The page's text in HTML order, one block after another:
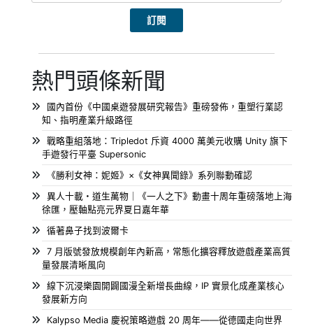
熱門頭條新聞
國內首份《中國桌遊發展研究報告》重磅發佈，重塑行業認
知、指明產業升級路徑
戰略重組落地：Tripledot 斥資 4000 萬美元收購 Unity 旗下
手遊發行平臺 Supersonic
《勝利女神：妮姬》×《女神異聞錄》系列聯動確認
異人十載・道生萬物｜《一人之下》動畫十周年重磅落地上海
徐匯，壓軸點亮元界夏日嘉年華
循著鼻子找到波爾卡
7 月版號發放規模創年內新高，常態化擴容釋放遊戲產業高質
量發展清晰風向
線下沉浸樂園開闢國漫全新增長曲線，IP 實景化成產業核心
發展新方向
Kalypso Media 慶祝策略遊戲 20 周年——從德國走向世界